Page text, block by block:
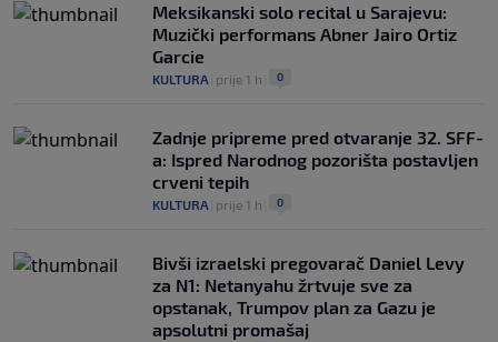
Meksikanski solo recital u Sarajevu:
Muzički performans Abner Jairo Ortiz
Garcie
KULTURA prije 1 h 0
Zadnje pripreme pred otvaranje 32. SFF-
a: Ispred Narodnog pozorišta postavljen
crveni tepih
KULTURA prije 1 h 0
Bivši izraelski pregovarač Daniel Levy
za N1: Netanyahu žrtvuje sve za
opstanak, Trumpov plan za Gazu je
apsolutni promašaj